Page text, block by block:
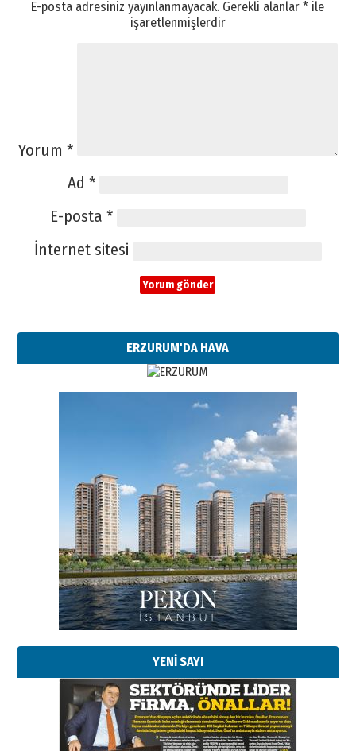
E-posta adresiniz yayınlanmayacak. Gerekli alanlar* ile
işaretlenmişlerdir
Yorum *
Ad *
E-posta *
İnternet sitesi
ERZURUM'DA HAVA
YENİ SAYI
Esat BİNDESEN
Başkan Sekmen’den Erzurum’a
bir vizyon proje daha!
02 Ağustos 2026 Pazar
Kadir SABUNCUOĞLU
Erzurumspor’un köşe taşları
29 Haziran 2026 Pazartesi
Kenan GÜLERCİ
Murat Şahsuvaroğlu ERKON’da
çıtayı yukarı taşırken,
yönetimdekiler aşağı
çekmemeli!
17 Şubat 2026 SalıOrhan BOZKURT